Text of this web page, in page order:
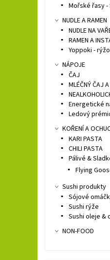
Mořské řasy
NUDLE A RAMEN
NUDLE NA
RAMEN A
Yoppoki -
NÁPOJE
ČAJ
MLÉČNÝ ČAJ
Energetické
Ledový
KOŘENÍ A
KARI PASTA
CHILI PASTA
Pálivé &
Flying
Sushi produkty
Sójové
Sushi rýže
Sushi oleje &
NON-FOOD